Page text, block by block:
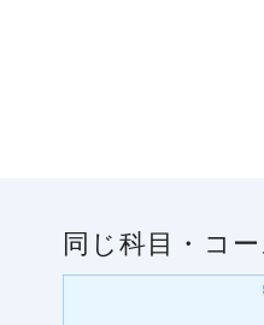
同じ科目・コ